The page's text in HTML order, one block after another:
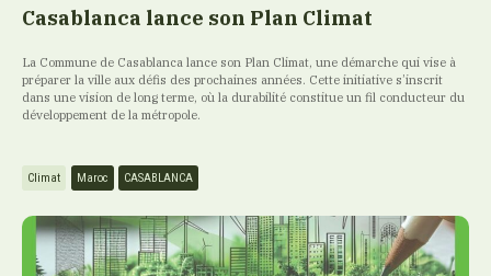
Casablanca lance son Plan Climat
La Commune de Casablanca lance son Plan Climat, une démarche qui vise à
préparer la ville aux défis des prochaines années. Cette initiative s’inscrit
dans une vision de long terme, où la durabilité constitue un fil conducteur du
développement de la métropole.
Climat Maroc CASABLANCA